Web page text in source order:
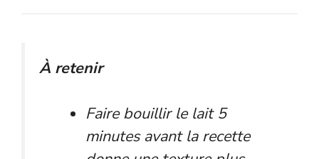
À retenir
Faire bouillir le lait 5
minutes avant la recette